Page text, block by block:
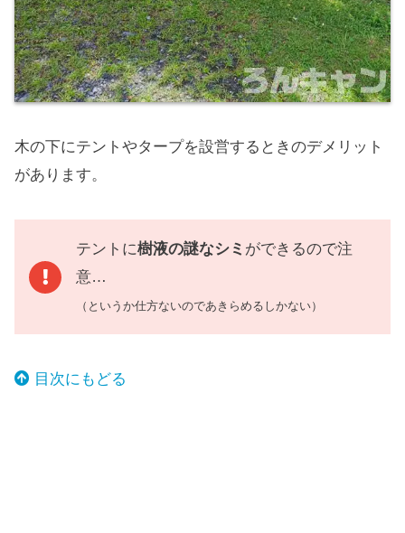
木の下にテントやタープを設営するときのデメリット
があります。
テントに樹液の謎なシミ ができるので注
意…
（というか仕方ないのであきらめるしかない）
目次にもどる